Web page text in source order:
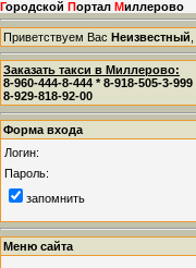
Городской Портал Миллерово
Приветствуем Вас Неизвестный
Заказать такси в Миллерово:
8-960-444-8-444 * 8-918-505-3-999
8-929-818-92-00
Форма входа
Логин:
Пароль:
запомнить
Меню сайта